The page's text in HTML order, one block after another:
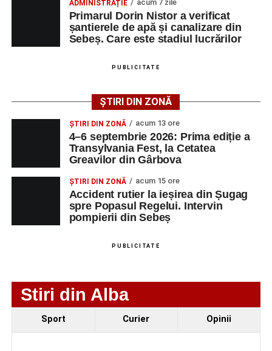
Transylvania Fest va avea loc în perioada
septembrie 2026, la Cetatea Greavilor din Gârbova
Intrarea este liberă pe întreaga durată a evenimentului.
Adaugă-ne ca sursă preferată
Urmărește-ne pe Google News
Ultimele știri din Sebeș
4–6 septembrie 2026: Prima ediție a Transylvania
Fest, la Cetatea Greavilor din Gârbova
Accident rutier la ieșirea din Șugag spre Popasul
Regelui. Intervin pompierii din Sebeș
Facebook Email
Regelui. Intervin pompierii din Sebeș
Biciclist de 70 de ani, rănit într-un accident rutier
produs pe strada Dorobanți din Sebeș
ADMINISTRAȚIE acum 7 zile
Primarul Dorin Nistor a verificat
șantierele de apă și canalizare din
Sebeș. Care este stadiul lucrărilor
PUBLICITATE
ȘTIRI DIN ZONĂ
ȘTIRI DIN ZONĂ acum 13 ore
4–6 septembrie 2026: Prima ediție a
Transylvania Fest, la Cetatea
Greavilor din Gârbova
ȘTIRI DIN ZONĂ acum 15 ore
Accident rutier la ieșirea din Șugag
spre Popasul Regelui. Intervin
pompierii din Sebeș
PUBLICITATE
Stiri din Alba
Sport Curier Opinii